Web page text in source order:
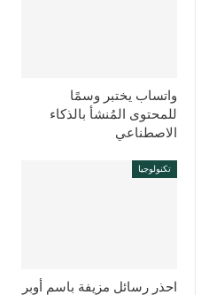
واتساب يختبر وسمًا
للمحتوى المُنشأ بالذكاء
الاصطناعي
تكنولوجيا
احذر رسائل مزيفة باسم أوبر